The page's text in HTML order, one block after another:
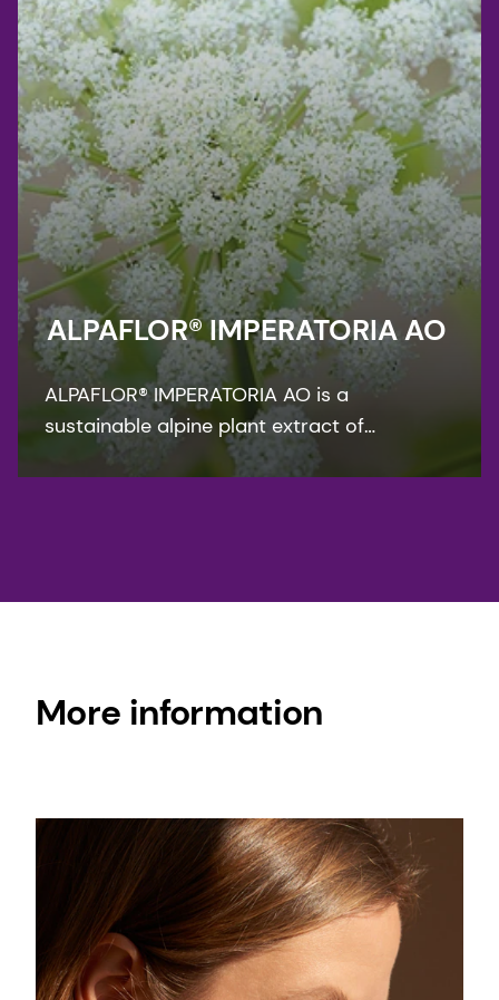
ALPAFLOR® IMPERATORIA AO
ALPAFLOR® IMPERATORIA AO is a
sustainable alpine plant extract of
Peucedanum ostruthium. This organic
More information